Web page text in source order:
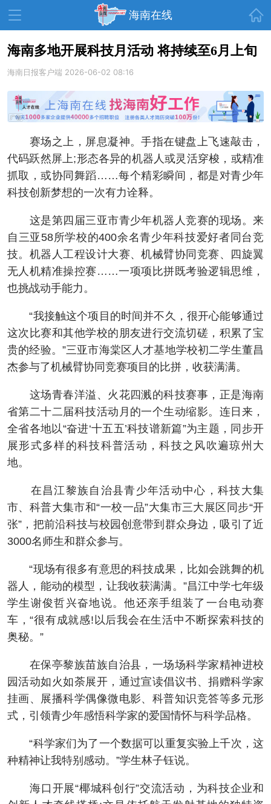
海南在线
资讯中心 热点 旅游
文体 财经
教育 健康 房产
家装 交通 美食
生活 演出 活动
展会 走读海南 周末去哪儿
人才在线 天涯企服
海南多地开展科技月活动 将持续至6月上旬
海南日报客户端 2026-06-02 08:16
赛场之上，屏息凝神。手指在键盘上飞速敲击，
代码跃然屏上;形态各异的机器人或灵活穿梭，或精准
抓取，或协同舞蹈……每个精彩瞬间，都是对青少年
科技创新梦想的一次有力诠释。
这是第四届三亚市青少年机器人竞赛的现场。来
自三亚58所学校的400余名青少年科技爱好者同台竞
技。机器人工程设计大赛、机械臂协同竞赛、四旋翼
无人机精准操控赛……一项项比拼既考验逻辑思维，
也挑战动手能力。
“我接触这个项目的时间并不久，很开心能够通过
这次比赛和其他学校的朋友进行交流切磋，积累了宝
贵的经验。”三亚市海棠区人才基地学校初二学生董昌
杰参与了机械臂协同竞赛项目的比拼，收获满满。
这场青春洋溢、火花四溅的科技赛事，正是海南
省第二十二届科技活动月的一个生动缩影。连日来，
全省各地以“奋进‘十五五’科技谱新篇”为主题，同步开
展形式多样的科技科普活动，科技之风吹遍琼州大
地。
在昌江黎族自治县青少年活动中心，科技大集
市、科普大集市和“一校一品”大集市三大展区同步“开
张”，把前沿科技与校园创意带到群众身边，吸引了近
3000名师生和群众参与。
“现场有很多有意思的科技成果，比如会跳舞的机
器人，能动的模型，让我收获满满。”昌江中学七年级
学生谢俊哲兴奋地说。他还亲手组装了一台电动赛
车，“很有成就感!以后我会在生活中不断探索科技的
奥秘。”
在保亭黎族苗族自治县，一场场科学家精神进校
园活动如火如荼展开，通过宣读倡议书、捐赠科学家
挂画、展播科学偶像微电影、科普知识竞答等多元形
式，引领青少年感悟科学家的爱国情怀与科学品格。
“科学家们为了一个数据可以重复实验上千次，这
种精神让我特别感动。”学生林子钰说。
海口开展“椰城科创行”交流活动，为科技企业和